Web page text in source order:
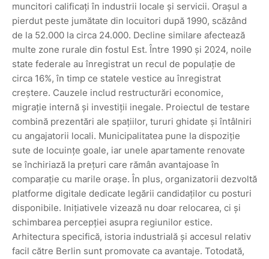
muncitori calificați în industrii locale și servicii. Orașul a
pierdut peste jumătate din locuitori după 1990, scăzând
de la 52.000 la circa 24.000. Decline similare afectează
multe zone rurale din fostul Est. Între 1990 și 2024, noile
state federale au înregistrat un recul de populație de
circa 16%, în timp ce statele vestice au înregistrat
creștere. Cauzele includ restructurări economice,
migrație internă și investiții inegale. Proiectul de testare
combină prezentări ale spațiilor, tururi ghidate și întâlniri
cu angajatorii locali. Municipalitatea pune la dispoziție
sute de locuințe goale, iar unele apartamente renovate
se închiriază la prețuri care rămân avantajoase în
comparație cu marile orașe. În plus, organizatorii dezvoltă
platforme digitale dedicate legării candidaților cu posturi
disponibile. Inițiativele vizează nu doar relocarea, ci și
schimbarea percepției asupra regiunilor estice.
Arhitectura specifică, istoria industrială și accesul relativ
facil către Berlin sunt promovate ca avantaje. Totodată,